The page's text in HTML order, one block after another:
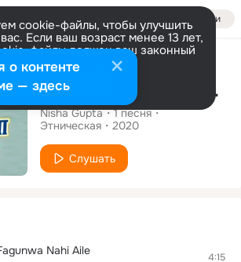
Войти
cookie-файлы, чтобы улучшить
Если ваш возраст менее 13 лет,
файлы должен ваш законный
Больше информации
Настроить
Сингл
Chadhate Fagunwa Nahi Aile
Nisha Gupta 1песня
Этническая
2020
Слушать
Nahi Aile 4:15
контенте
— здесь